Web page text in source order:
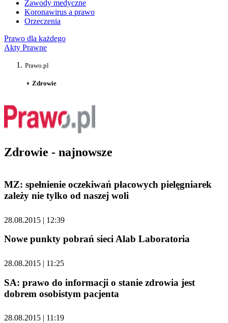
Zawody medyczne
Koronawirus a prawo
Orzeczenia
Prawo dla każdego
Akty Prawne
Prawo.pl
Zdrowie
Zdrowie - najnowsze
MZ: spełnienie oczekiwań płacowych pielęgniarek
zależy nie tylko od naszej woli
28.08.2015 | 12:39
Nowe punkty pobrań sieci Alab Laboratoria
28.08.2015 | 11:25
SA: prawo do informacji o stanie zdrowia jest
dobrem osobistym pacjenta
28.08.2015 | 11:19